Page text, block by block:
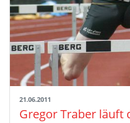
21.06.2011